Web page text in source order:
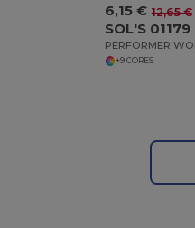
6,15 € 12,65 €
SOL'S 01179
+9 CORES